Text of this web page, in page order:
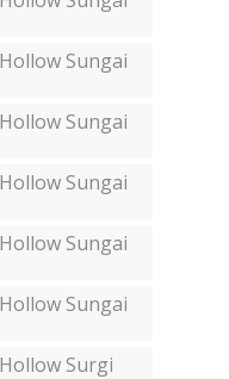
Sungai
Sungai
Sungai
Sungai
Sungai
Surgi